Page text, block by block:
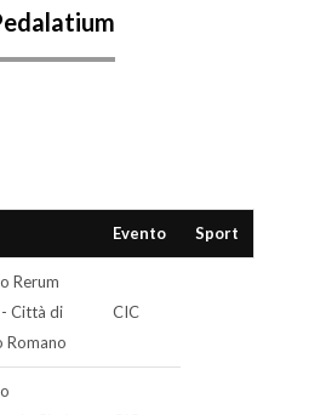
Evento Sport
Rerum
Città di
Romano
CIC